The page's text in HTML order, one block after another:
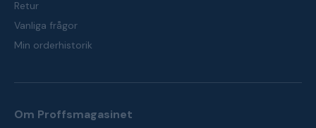
Retur
Vanliga frågor
Min orderhistorik
Om Proffsmagasinet